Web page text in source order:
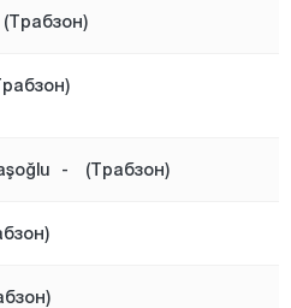
(Трабзон)
- (Трабзон)